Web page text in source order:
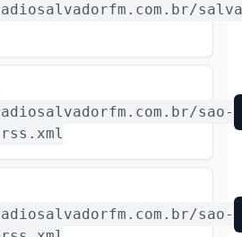
sao-
sao-